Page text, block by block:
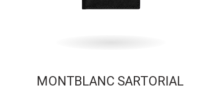
MONTBLANC SARTORIAL